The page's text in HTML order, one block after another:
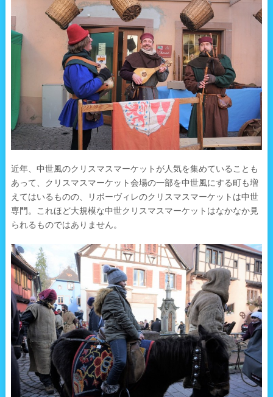
近年、中世風のクリスマスマーケットが人気を集めていることも
あって、クリスマスマーケット会場の一部を中世風にする町も増
えてはいるものの、リボーヴィレのクリスマスマーケットは中世
専門。これほど大規模な中世クリスマスマーケットはなかなか見
られるものではありません。